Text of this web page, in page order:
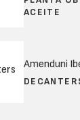
ACEITE
Amenduni